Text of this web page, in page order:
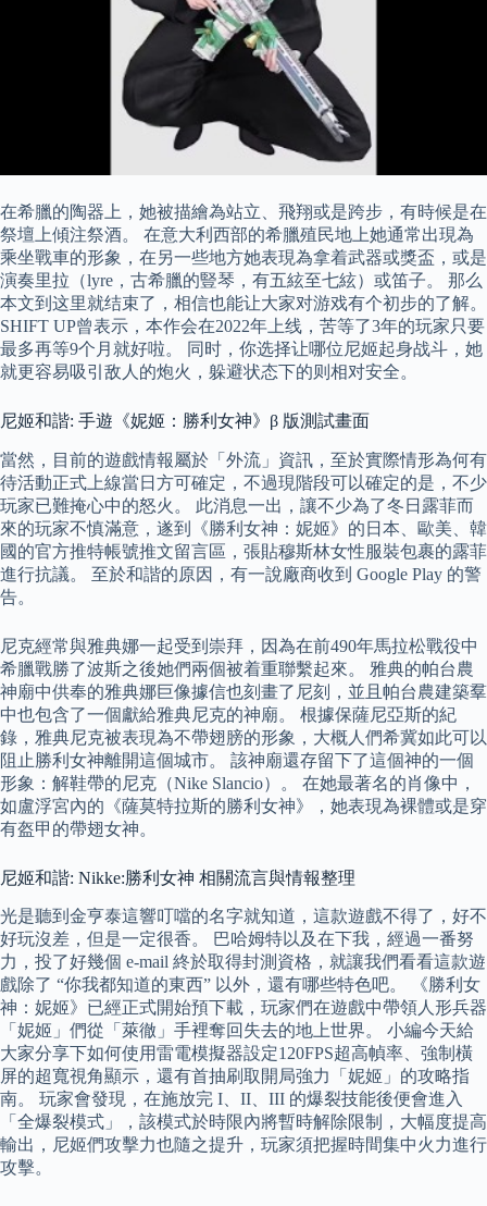
在希臘的陶器上，她被描繪為站立、飛翔或是跨步，有時候是在
祭壇上傾注祭酒。 在意大利西部的希臘殖民地上她通常出現為
乘坐戰車的形象，在另一些地方她表現為拿着武器或獎盃，或是
演奏里拉（lyre，古希臘的豎琴，有五絃至七絃）或笛子。 那么
本文到这里就结束了，相信也能让大家对游戏有个初步的了解。
SHIFT UP曾表示，本作会在2022年上线，苦等了3年的玩家只要
最多再等9个月就好啦。 同时，你选择让哪位尼姬起身战斗，她
就更容易吸引敌人的炮火，躲避状态下的则相对安全。
尼姬和諧: 手遊《妮姬：勝利女神》β 版測試畫面
當然，目前的遊戲情報屬於「外流」資訊，至於實際情形為何有
待活動正式上線當日方可確定，不過現階段可以確定的是，不少
玩家已難掩心中的怒火。 此消息一出，讓不少為了冬日露菲而
來的玩家不慎滿意，遂到《勝利女神：妮姬》的日本、歐美、韓
國的官方推特帳號推文留言區，張貼穆斯林女性服裝包裹的露菲
進行抗議。 至於和諧的原因，有一說廠商收到 Google Play 的警
告。
尼克經常與雅典娜一起受到崇拜，因為在前490年馬拉松戰役中
希臘戰勝了波斯之後她們兩個被着重聯繫起來。 雅典的帕台農
神廟中供奉的雅典娜巨像據信也刻畫了尼刻，並且帕台農建築羣
中也包含了一個獻給雅典尼克的神廟。 根據保薩尼亞斯的紀
錄，雅典尼克被表現為不帶翅膀的形象，大概人們希冀如此可以
阻止勝利女神離開這個城市。 該神廟還存留下了這個神的一個
形象：解鞋帶的尼克（Nike Slancio）。 在她最著名的肖像中，
如盧浮宮內的《薩莫特拉斯的勝利女神》，她表現為裸體或是穿
有盔甲的帶翅女神。
尼姬和諧: Nikke:勝利女神 相關流言與情報整理
光是聽到金亨泰這響叮噹的名字就知道，這款遊戲不得了，好不
好玩沒差，但是一定很香。 巴哈姆特以及在下我，經過一番努
力，投了好幾個 e-mail 終於取得封測資格，就讓我們看看這款遊
戲除了 “你我都知道的東西” 以外，還有哪些特色吧。 《勝利女
神：妮姬》已經正式開始預下載，玩家們在遊戲中帶領人形兵器
「妮姬」們從「萊徹」手裡奪回失去的地上世界。 小編今天給
大家分享下如何使用雷電模擬器設定120FPS超高幀率、強制橫
屏的超寬視角顯示，還有首抽刷取開局強力「妮姬」的攻略指
南。 玩家會發現，在施放完 I、II、III 的爆裂技能後便會進入
「全爆裂模式」，該模式於時限內將暫時解除限制，大幅度提高
輸出，尼姬們攻擊力也隨之提升，玩家須把握時間集中火力進行
攻擊。